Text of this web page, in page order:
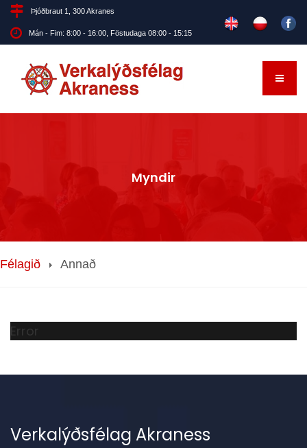
Þjóðbraut 1, 300 Akranes
Mán - Fim: 8:00 - 16:00, Föstudaga 08:00 - 15:15
Myndir
Félagið Annað
Error
Verkalýðsfélag Akraness